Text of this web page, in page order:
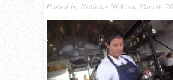
Posted by Noticias NCCon May 6,